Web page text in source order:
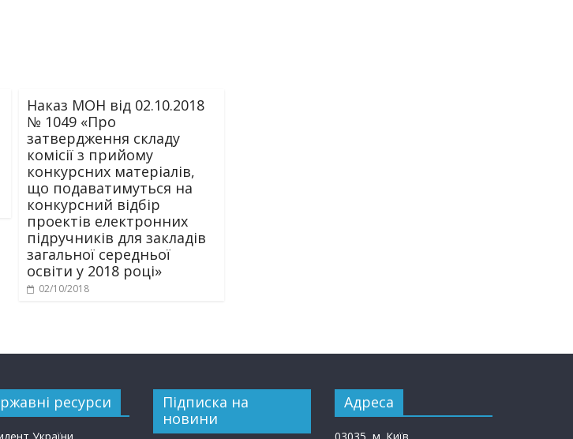
Наказ МОН від 02.10.2018
№ 1049 «Про
затвердження складу
комісії з прийому
конкурсних матеріалів,
що подаватимуться на
конкурсний відбір
проектів електронних
підручників для закладів
загальної середньої
освіти у 2018 році»
02/10/2018
ресурси
Підписка на
новини
Адреса